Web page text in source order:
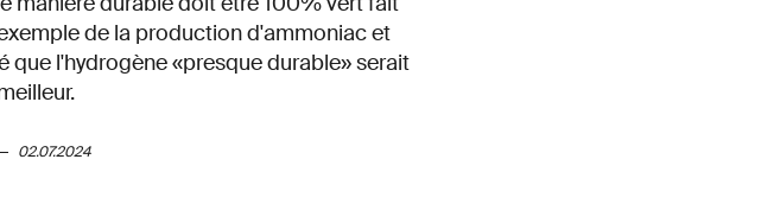
de la production d'ammoniac et
l'hydrogène «presque durable» serait
02.07.2024